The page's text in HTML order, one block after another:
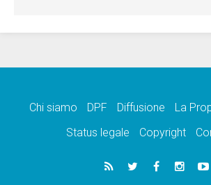
Chi siamo DPF Diffusione La
Status legale
Copyright